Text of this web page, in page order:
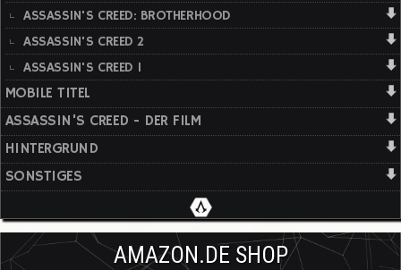
ASSASSIN'S CREED: BROTHERHOOD
ASSASSIN'S CREED 2
ASSASSIN'S CREED 1
MOBILE TITEL
ASSASSIN'S CREED - DER FILM
HINTERGRUND
SONSTIGES
AMAZON.DE SHOP